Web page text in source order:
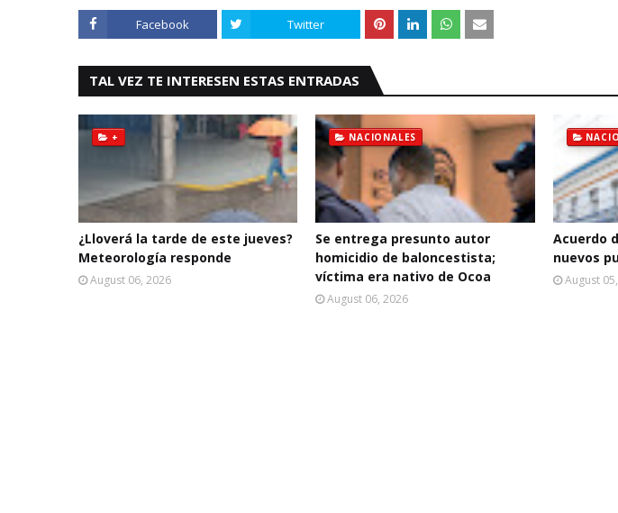
Facebook Twitter
TAL VEZ TE INTERESEN ESTAS ENTRADAS
+
¿Lloverá la tarde de este jueves?
Meteorología responde
August 06, 2026
NACIONALES
Se entrega presunto autor
homicidio de baloncestista;
víctima era nativo de Ocoa
August 06, 2026
Acuerdo
nuevos
August